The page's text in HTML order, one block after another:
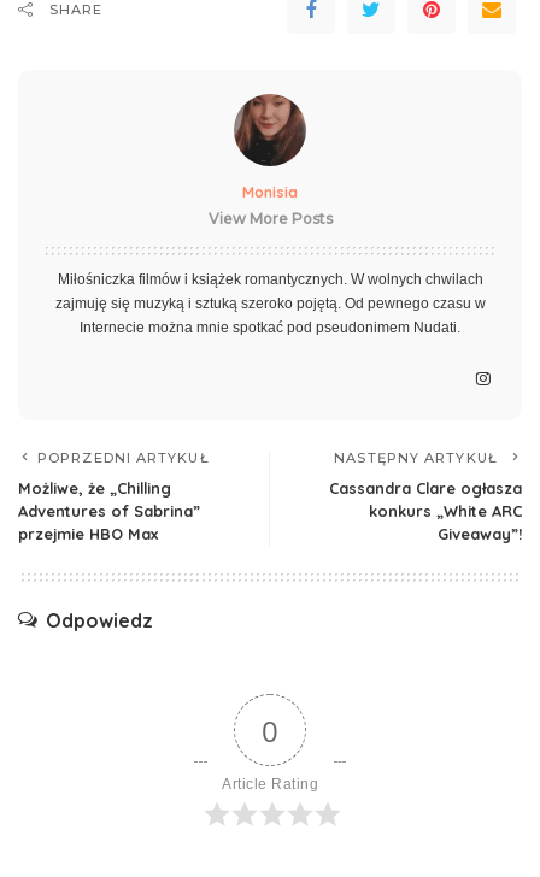
SHARE
Monisia
View More Posts
Miłośniczka filmów i książek romantycznych. W wolnych chwilach
zajmuję się muzyką i sztuką szeroko pojętą. Od pewnego czasu w
Internecie można mnie spotkać pod pseudonimem Nudati.
POPRZEDNI ARTYKUŁ
Możliwe, że „Chilling
Adventures of Sabrina”
przejmie HBO Max
NASTĘPNY ARTYKUŁ
Cassandra Clare ogłasza
konkurs „White ARC
Giveaway”!
Odpowiedz
0
Article Rating